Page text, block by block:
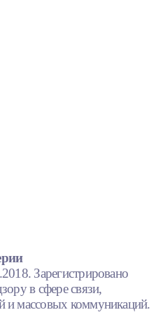
Зарегистрировано
в сфере связи,
и массовых коммуникаций.